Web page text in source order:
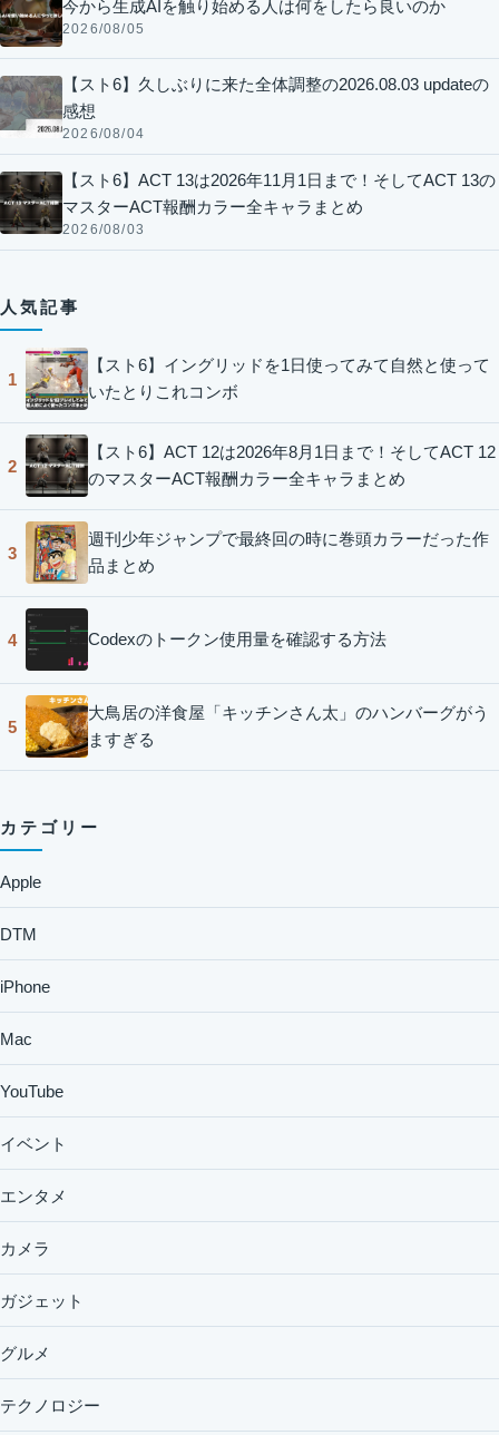
今から生成AIを触り始める人は何をしたら良いのか
2026/08/05
【スト6】久しぶりに来た全体調整の2026.08.03 updateの
感想
2026/08/04
【スト6】ACT 13は2026年11月1日まで！そしてACT 13の
マスターACT報酬カラー全キャラまとめ
2026/08/03
人気記事
1
【スト6】イングリッドを1日使ってみて自然と使って
いたとりこれコンボ
2
【スト6】ACT 12は2026年8月1日まで！そしてACT 12
のマスターACT報酬カラー全キャラまとめ
3
週刊少年ジャンプで最終回の時に巻頭カラーだった作
品まとめ
4 Codexのトークン使用量を確認する方法
5
大鳥居の洋食屋「キッチンさん太」のハンバーグがう
ますぎる
カテゴリー
Apple
DTM
iPhone
Mac
YouTube
イベント
エンタメ
カメラ
ガジェット
グルメ
テクノロジー